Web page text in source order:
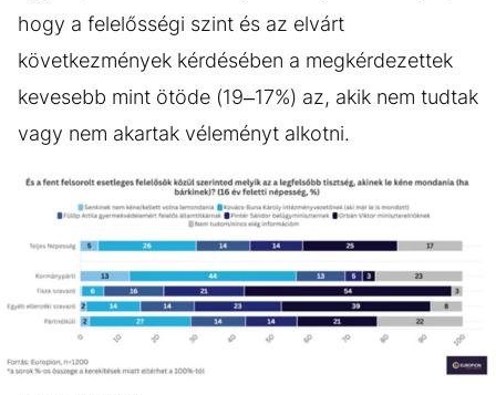
hogy a felelősségi szint és az elvárt
következmények kérdésében a megkérdezettek
kevesebb mint ötöde (19–17%) az, akik nem tudtak
vagy nem akartak véleményt alkotni.